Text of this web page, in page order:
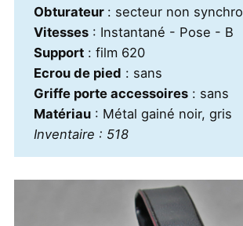
Obturateur : secteur non
Vitesses: Instantané - Pose - B
Support: film 620
Ecrou de pied : sans
Griffe porte accessoires: sans
Matériau: Métal gainé noir, gris
Inventaire : 518